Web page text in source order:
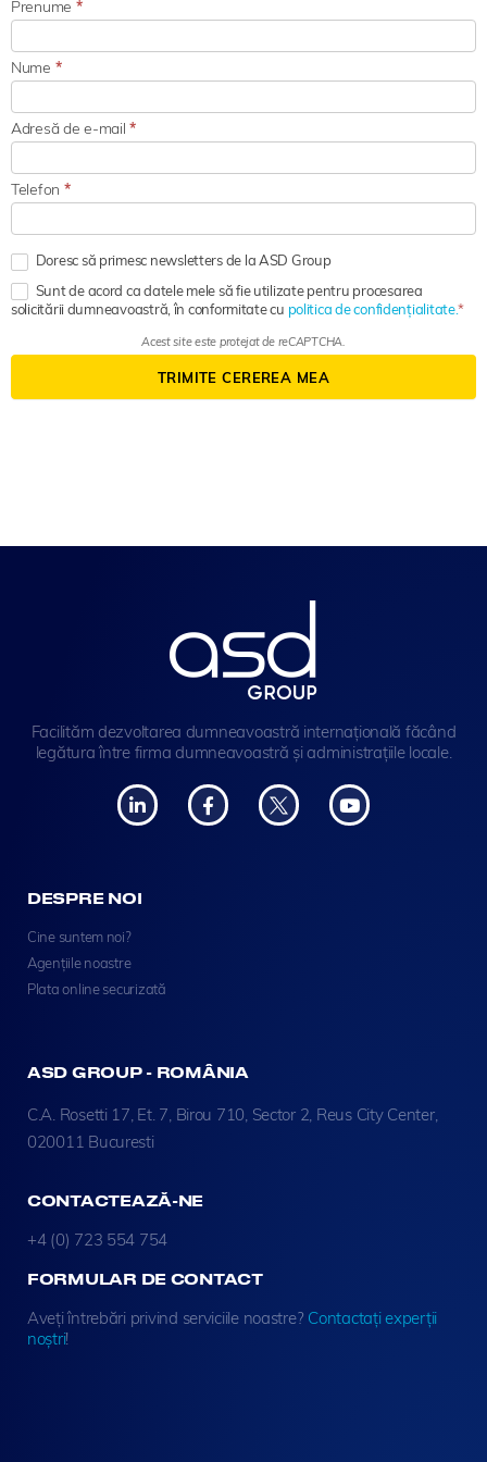
Prenume *
Nume *
Adresă de e-mail*
Telefon *
Doresc să primesc newsletters de la ASD Group
Sunt de acord ca datele mele să fie utilizate pentru procesarea
solicitării dumneavoastră, în conformitate cu politica de confidențialitate.
Acest site este protejat de reCAPTCHA.
TRIMITE CEREREA MEA
Facilităm dezvoltarea dumneavoastră internațională făcând
legătura între firma dumneavoastră și administrațiile locale.
DESPRE NOI
Cine suntem noi?
Agențiile noastre
Plata online securizată
ASD GROUP - ROMÂNIA
C.A. Rosetti 17, Et. 7, Birou 710, Sector 2, Reus City Center,
020011 Bucuresti
CONTACTEAZĂ-NE
+4 (0) 723 554 754
FORMULAR DE CONTACT
Aveți întrebări privind serviciile noastre? Contactați experții
noștri!